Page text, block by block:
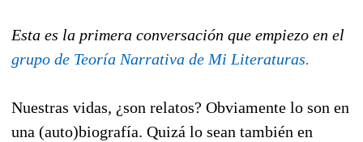
Esta es la primera conversación que empiezo en el
grupo de Teoría Narrativa de Mi Literaturas.
Nuestras vidas, ¿son relatos? Obviamente lo son en
una (auto)biografía. Quizá lo sean también en